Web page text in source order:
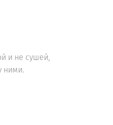
и не сушей,
ними.